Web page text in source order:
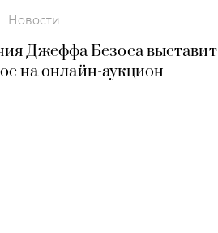
Новости
Джеффа Безоса выставит
на онлайн-аукцион